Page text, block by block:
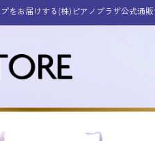
をお届けする(株)ピアノプラザ公式通